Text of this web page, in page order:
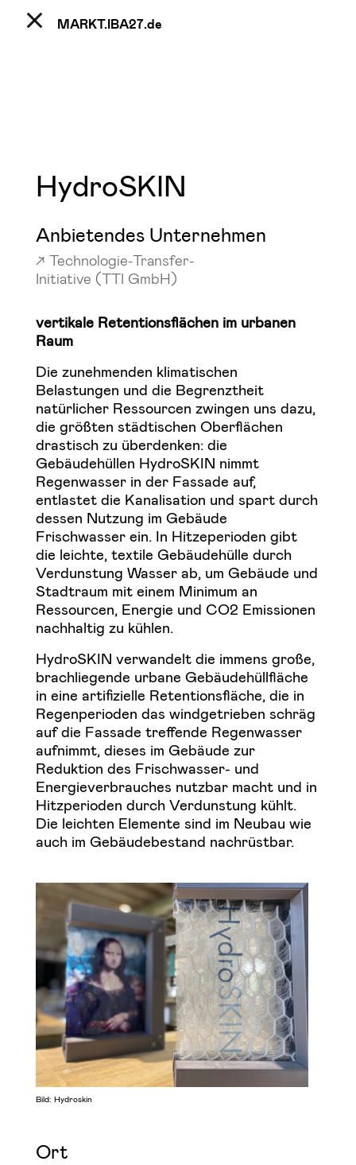
MARKT.IBA27.de
HydroSKIN
Anbietendes Unternehmen
Technologie-Transfer-
Initiative (TTI GmbH)
vertikale Retentionsflächen im urbanen
Raum
Die zunehmenden klimatischen
Belastungen und die Begrenztheit
natürlicher Ressourcen zwingen uns dazu,
die größten städtischen Oberflächen
drastisch zu überdenken: die
Gebäudehüllen HydroSKIN nimmt
Regenwasser in der Fassade auf,
entlastet die Kanalisation und spart durch
dessen Nutzung im Gebäude
Frischwasser ein. In Hitzeperioden gibt
die leichte, textile Gebäudehülle durch
Verdunstung Wasser ab, um Gebäude und
Stadtraum mit einem Minimum an
Ressourcen, Energie und CO2 Emissionen
nachhaltig zu kühlen.
HydroSKIN verwandelt die immens große,
brachliegende urbane Gebäudehüllfläche
in eine artifizielle Retentionsfläche, die in
Regenperioden das windgetrieben schräg
auf die Fassade treffende Regenwasser
aufnimmt, dieses im Gebäude zur
Reduktion des Frischwasser- und
Energieverbrauches nutzbar macht und in
Hitzperioden durch Verdunstung kühlt.
Die leichten Elemente sind im Neubau wie
auch im Gebäudebestand nachrüstbar.
Bild: Hydroskin
Ort